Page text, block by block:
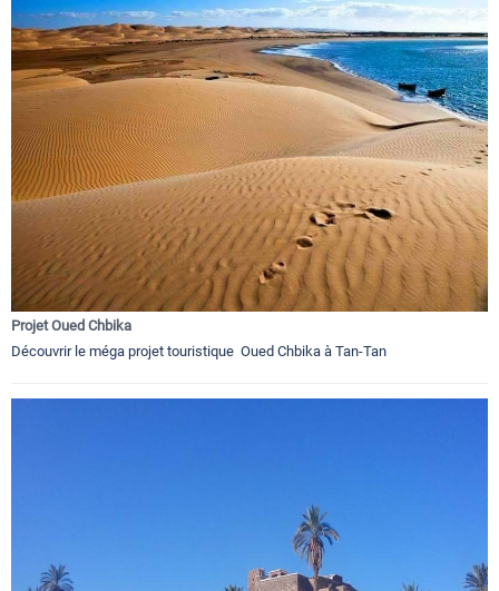
Projet Oued Chbika
Découvrir le méga projet touristique Oued Chbika à Tan-Tan